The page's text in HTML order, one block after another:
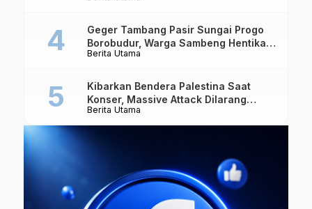
Berita Utama
Geger Tambang Pasir Sungai Progo
Borobudur, Warga Sambeng Hentikan
Alat Berat dan Usir Truk
Berita Utama
Kibarkan Bendera Palestina Saat
Konser, Massive Attack Dilarang
Masuk Singapura Lagi